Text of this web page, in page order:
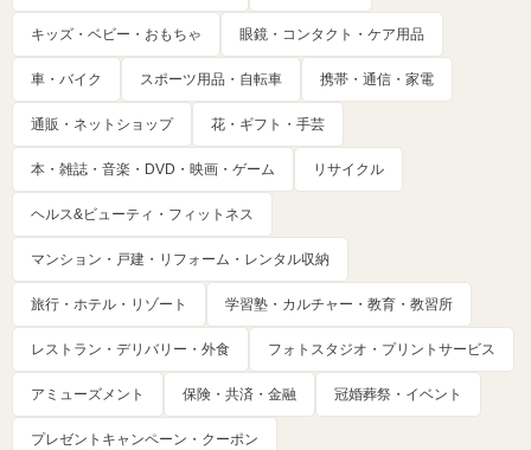
キッズ・ベビー・おもちゃ 眼鏡・コンタクト・ケア用品
車・バイク スポーツ用品・自転車 携帯・通信・家電
通販・ネットショップ 花・ギフト・手芸
本・雑誌・音楽・DVD・映画・ゲーム リサイクル
ヘルス&ビューティ・フィットネス
マンション・戸建・リフォーム・レンタル収納
旅行・ホテル・リゾート 学習塾・カルチャー・教育・教習所
レストラン・デリバリー・外食 フォトスタジオ・プリントサービス
アミューズメント 保険・共済・金融 冠婚葬祭・イベント
プレゼントキャンペーン・クーポン